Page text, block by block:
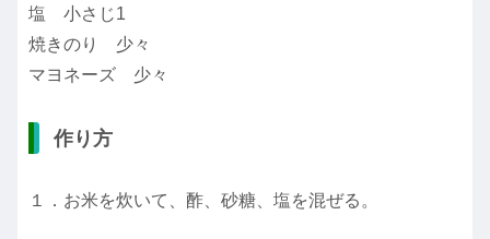
塩 小さじ1
焼きのり 少々
マヨネーズ 少々
作り方
１．お米を炊いて、酢、砂糖、塩を混ぜる。